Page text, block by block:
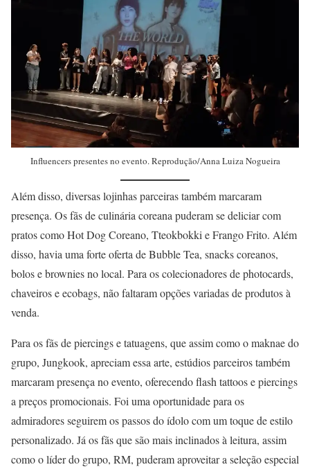
Influencers presentes no evento. Reprodução/Anna Luiza Nogueira
Além disso, diversas lojinhas parceiras também marcaram
presença. Os fãs de culinária coreana puderam se deliciar com
pratos como Hot Dog Coreano, Tteokbokki e Frango Frito. Além
disso, havia uma forte oferta de Bubble Tea, snacks coreanos,
bolos e brownies no local. Para os colecionadores de photocards,
chaveiros e ecobags, não faltaram opções variadas de produtos à
venda.
Para os fãs de piercings e tatuagens, que assim como o maknae do
grupo, Jungkook, apreciam essa arte, estúdios parceiros também
marcaram presença no evento, oferecendo flash tattoos e piercings
a preços promocionais. Foi uma oportunidade para os
admiradores seguirem os passos do ídolo com um toque de estilo
personalizado. Já os fãs que são mais inclinados à leitura, assim
como o líder do grupo, RM, puderam aproveitar a seleção especial